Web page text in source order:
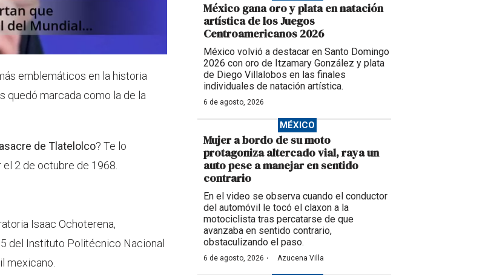
emblemáticos en la historia
quedó marcada como la de la
de Tlatelolco? Te lo
2 de octubre de 1968.
Isaac Ochoterena,
del Instituto Politécnico Nacional
mexicano.
México gana oro y plata en natación
artística de los Juegos
Centroamericanos 2026
México volvió a destacar en Santo Domingo
2026 con oro de Itzamary González y plata
de Diego Villalobos en las finales
individuales de natación artística.
6 de agosto, 2026
MÉXICO
Mujer a bordo de su moto
protagoniza altercado vial, raya un
auto pese a manejar en sentido
contrario
En el video se observa cuando el conductor
del automóvil le tocó el claxon a la
motociclista tras percatarse de que
avanzaba en sentido contrario,
obstaculizando el paso.
6 de agosto, 2026 · Azucena Villa